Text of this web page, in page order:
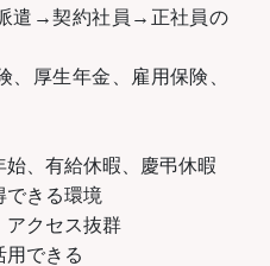
遣→契約社員→正社員の
、厚生年金、雇用保険、
始、有給休暇、慶弔休暇
できる環境
アクセス抜群
用できる